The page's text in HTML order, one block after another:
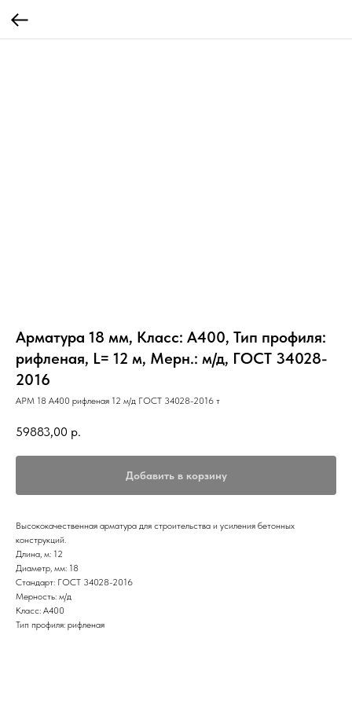
Арматура 18 мм, Класс: А400, Тип профиля:
рифленая, L= 12 м, Мерн.: м/д, ГОСТ 34028-
2016
АРМ 18 А400 рифленая 12 м/д ГОСТ 34028-2016 т
59883,00 р.
Добавить в корзину
Высококачественная арматура для строительства и усиления бетонных
конструкций.
Длина, м: 12
Диаметр, мм: 18
Стандарт: ГОСТ 34028-2016
Мерность: м/д
Класс: А400
Тип профиля: рифленая